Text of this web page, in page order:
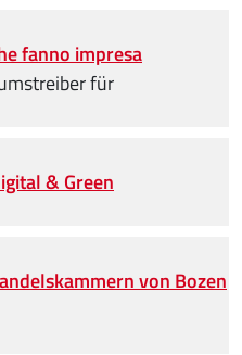
fanno impresa
für
& Green
von Bozen